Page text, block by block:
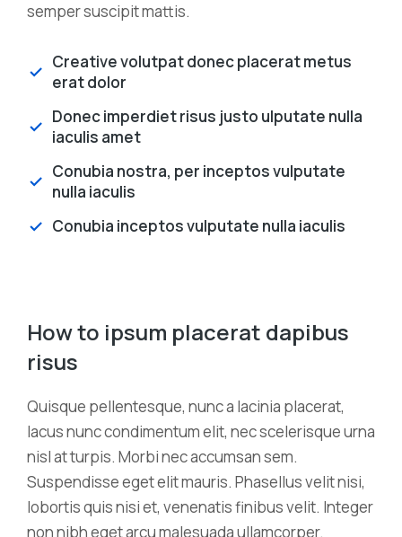
semper suscipit mattis.
Creative volutpat donec placerat metus
erat dolor
Donec imperdiet risus justo ulputate nulla
iaculis amet
Conubia nostra, per inceptos vulputate
nulla iaculis
Conubia inceptos vulputate nulla iaculis
How to ipsum placerat dapibus
risus
Quisque pellentesque, nunc a lacinia placerat,
lacus nunc condimentum elit, nec scelerisque urna
nisl at turpis. Morbi nec accumsan sem.
Suspendisse eget elit mauris. Phasellus velit nisi,
lobortis quis nisi et, venenatis finibus velit. Integer
non nibh eget arcu malesuada ullamcorper.